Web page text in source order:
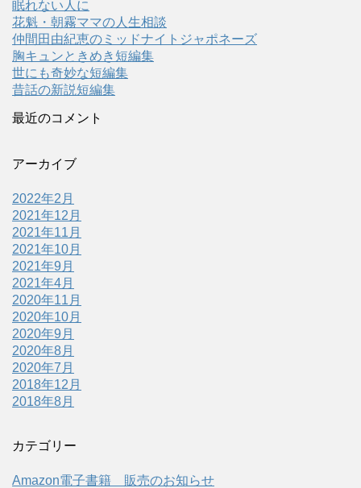
眠れない人に
花魁・朝霧ママの人生相談
仲間田由紀恵のミッドナイトジャポネーズ
胸キュンときめき短編集
世にも奇妙な短編集
昔話の新説短編集
最近のコメント
アーカイブ
2022年2月
2021年12月
2021年11月
2021年10月
2021年9月
2021年4月
2020年11月
2020年10月
2020年9月
2020年8月
2020年7月
2018年12月
2018年8月
カテゴリー
Amazon電子書籍 販売のお知らせ